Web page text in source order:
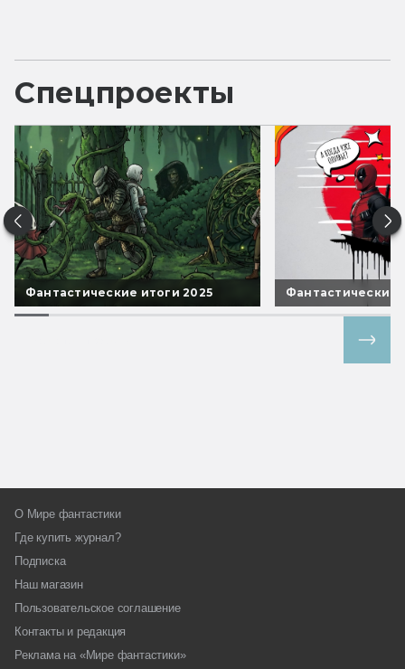
Спецпроекты
Фантастические итоги 2025 Фантастические
О Мире фантастики
Где купить журнал?
Подписка
Наш магазин
Пользовательское соглашение
Контакты и редакция
Реклама на «Мире фантастики»